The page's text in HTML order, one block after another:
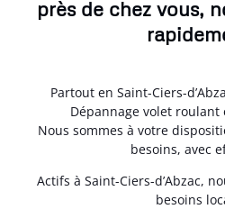
près de chez vous,
Partout en Saint-Ciers-
Dépannage volet roulant
Nous sommes à votre
besoins, avec
Actifs à Saint-Ciers-d’Abzac,
besoins